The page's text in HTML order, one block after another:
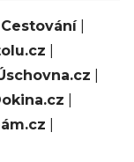
Cestování|